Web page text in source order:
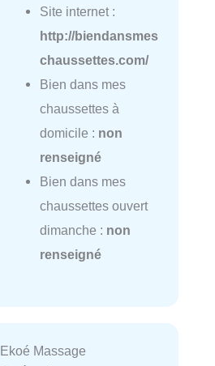
Site internet :
http://biendansmes
chaussettes.com/
Bien dans mes
chaussettes à
domicile : non
renseigné
Bien dans mes
chaussettes ouvert
dimanche : non
renseigné
Ekoé Massage